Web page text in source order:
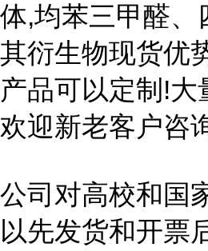
体,均苯三甲醛、
其衍生物现货优
产品可以定制!大
欢迎新老客户咨
公司对高校和国
以先发货和开票